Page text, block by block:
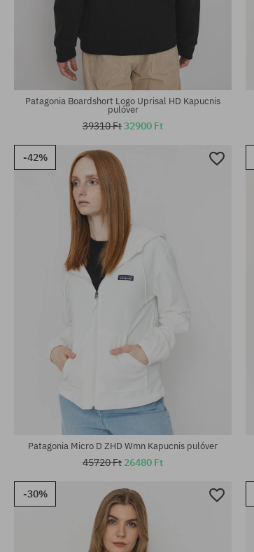
Elérhető méretek:
Elérhető méretek:
Patagonia Boardshort Logo Uprisal HD Kapucnis
pulóver
39310 Ft32900 Ft
-42%
Patagonia Micro D ZHD Wmn Kapucnis pulóver
45720 Ft 26480 Ft
-30%